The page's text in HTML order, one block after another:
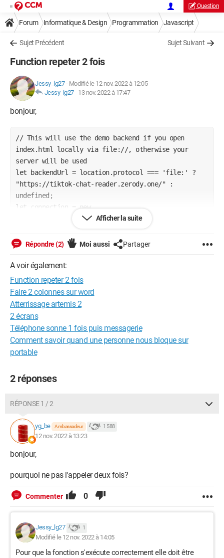
Question
Forum Informatique & Design Programmation Javascript
Sujet Précédent Sujet Suivant
Function repeter 2 fois
Jessy_lg27- Modifié le 12 nov. 2022 à 12:05
Jessy_lg27- 13 nov. 2022 à 17:47
bonjour,
// This will use the demo backend if you open
index.html locally via file://, otherwise your
server will be used
let backendUrl = location.protocol === 'file:' ?
"https://tiktok-chat-reader.zerody.one/" :
undefined;
let connection = new
TikTokIOConnection(backendUrl);
// Counter
let likeCount = 0;
let diamondsCount = 0;
let pv = 10;
// These settings are defined by obs.html
if (!window.settings) window.settings = {};
$(document).ready(() => {
$('#connectButton').click(connect);
if (e.key === 'Enter') {
}
if (window.settings.username) connect();
function connect() {
$('#uniqueIdInput').val();
$('#stateText').text('Connecting...');
connection.connect(uniqueId, {
Afficher la suite
Répondre (2) Moi aussi Partager
A voir également:
Function repeter 2 fois
Faire 2 colonnes sur word
Atterrissage artemis 2
2 écrans
Téléphone sonne 1 fois puis messagerie
Comment savoir quand une personne nous bloque sur
portable
2 réponses
RÉPONSE 1 / 2
yg_be Ambassadeur 1 588
12 nov. 2022 à 13:23
bonjour,
pourquoi ne pas l'appeler deux fois?
Commenter 0
Jessy_lg27 1
Modifié le 12 nov. 2022 à 14:05
Pour que la fonction s'exécute correctement elle doit être